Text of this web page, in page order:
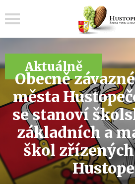
Aktuálně
Obecně
města
se stanoví
základních a
škol